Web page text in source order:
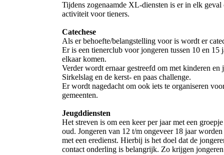
Tijdens zogenaamde XL-diensten is er in elk
activiteit voor tieners.
Catechese
Als er behoefte/belangstelling voor is wordt er
Er is een tienerclub voor jongeren tussen 10 en
elkaar komen.
Verder wordt ernaar gestreefd om met kinderen
Sirkelslag en de kerst- en paas challenge.
Er wordt nagedacht om ook iets te organiseren
gemeenten.
Jeugddiensten
Het streven is om een keer per jaar met een
oud. Jongeren van 12 t/m ongeveer 18 jaar
met een eredienst. Hierbij is het doel dat de
contact onderling is belangrijk. Zo krijgen